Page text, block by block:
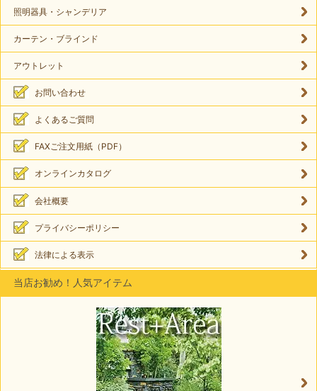
照明器具・シャンデリア
カーテン・ブラインド
アウトレット
お問い合わせ
よくあるご質問
FAXご注文用紙（PDF）
オンラインカタログ
会社概要
プライバシーポリシー
法律による表示
当店お勧め！人気アイテム